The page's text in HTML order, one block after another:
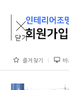
즐겨찾기 바